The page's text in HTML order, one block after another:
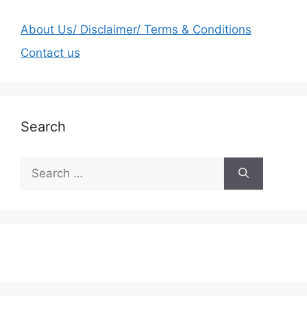
About Us/ Disclaimer/ Terms & Conditions
Contact us
Search